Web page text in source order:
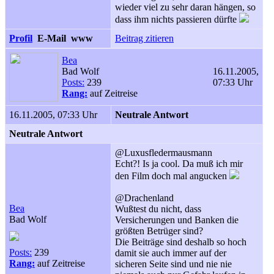
wieder viel zu sehr daran hängen, so
dass ihm nichts passieren dürfte
Profil E-Mail www Beitrag zitieren
Bea
Bad Wolf
Posts: 239
Rang: auf Zeitreise
16.11.2005,
07:33 Uhr
16.11.2005, 07:33 Uhr
Neutrale Antwort
Neutrale Antwort
Bea
Bad Wolf
Posts: 239
Rang: auf Zeitreise
@Luxusfledermausmann
Echt?! Is ja cool. Da muß ich mir
den Film doch mal angucken
@Drachenland
Wußtest du nicht, dass
Versicherungen und Banken die
größten Betrüger sind?
Die Beiträge sind deshalb so hoch
damit sie auch immer auf der
sicheren Seite sind und nie nie